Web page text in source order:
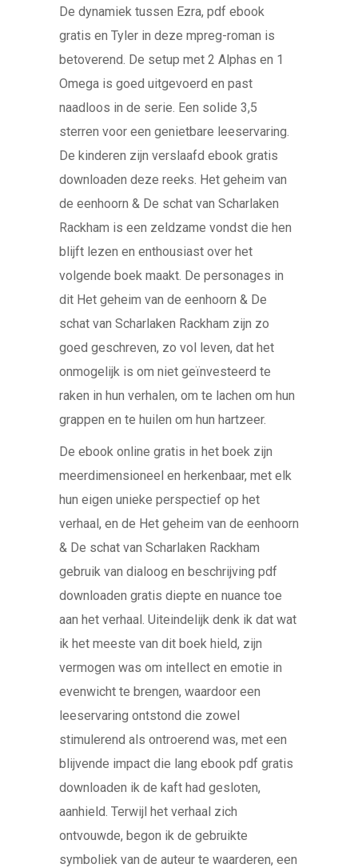
De dynamiek tussen Ezra, pdf ebook
gratis en Tyler in deze mpreg-roman is
betoverend. De setup met 2 Alphas en 1
Omega is goed uitgevoerd en past
naadloos in de serie. Een solide 3,5
sterren voor een genietbare leeservaring.
De kinderen zijn verslaafd ebook gratis
downloaden deze reeks. Het geheim van
de eenhoorn & De schat van Scharlaken
Rackham is een zeldzame vondst die hen
blijft lezen en enthousiast over het
volgende boek maakt. De personages in
dit Het geheim van de eenhoorn & De
schat van Scharlaken Rackham zijn zo
goed geschreven, zo vol leven, dat het
onmogelijk is om niet geïnvesteerd te
raken in hun verhalen, om te lachen om hun
grappen en te huilen om hun hartzeer.
De ebook online gratis in het boek zijn
meerdimensioneel en herkenbaar, met elk
hun eigen unieke perspectief op het
verhaal, en de Het geheim van de eenhoorn
& De schat van Scharlaken Rackham
gebruik van dialoog en beschrijving pdf
downloaden gratis diepte en nuance toe
aan het verhaal. Uiteindelijk denk ik dat wat
ik het meeste van dit boek hield, zijn
vermogen was om intellect en emotie in
evenwicht te brengen, waardoor een
leeservaring ontstond die zowel
stimulerend als ontroerend was, met een
blijvende impact die lang ebook pdf gratis
downloaden ik de kaft had gesloten,
aanhield. Terwijl het verhaal zich
ontvouwde, begon ik de gebruikte
symboliek van de auteur te waarderen, een